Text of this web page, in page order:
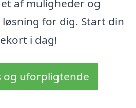
af muligheder og
for dig. Start din
i dag!
og uforpligtende